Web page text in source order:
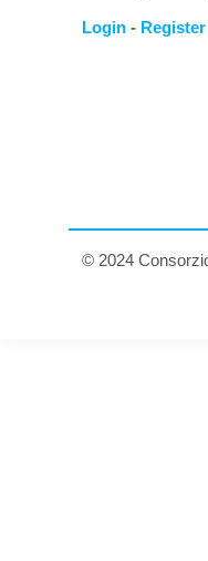
Login - Register
© 2024